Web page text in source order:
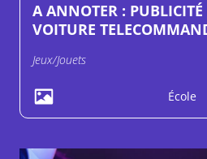
A ANNOTER :
VOITURE
Jeux/Jouets
École